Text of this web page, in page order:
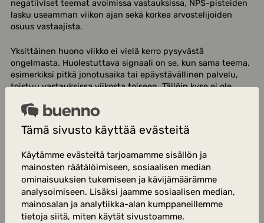
Tämä sivusto käyttää evästeitä
Käytämme evästeitä tarjoamamme sisällön ja
mainosten räätälöimiseen, sosiaalisen median
ominaisuuksien tukemiseen ja kävijämäärämme
analysoimiseen. Lisäksi jaamme sosiaalisen median,
mainosalan ja analytiikka-alan kumppaneillemme
tietoja siitä, miten käytät sivustoamme.
negatiiviset teemat avoimissa vastauksissa, NPS-pisteiden
lasku useamman viikon ajan sekä korkea arvostelijoiden
osuus vastaajista.
Yksittäinen huono viikko ei vielä kerro pysyvästä
ongelmasta. Huolestuttava signaali on se, kun sama teema,
esimerkiksi pitkä jonotusaika tai epäystävällinen palvelu,
toistuu vastauksissa viikosta toiseen. Tällöin kyse ei ole
toimenpiteitä.
Älykkäät hälytykset ovat tässä korvaamaton työkalu. Kun
lähettää ilmoituksen vastuuhenkilölle, ongelmat eivät
hautaudu raportteihin odottamaan seuraavaa
kuukausipalaveria. Nopea reagointi estää
tyytymättömyyden kasautumisen.